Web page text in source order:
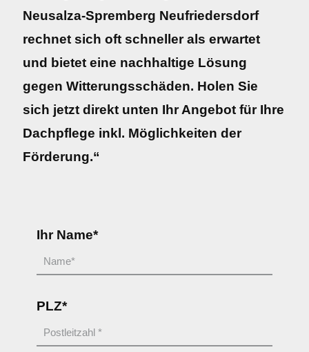
Neusalza-Spremberg Neufriedersdorf
rechnet sich oft schneller als erwartet
und bietet eine nachhaltige Lösung
gegen Witterungsschäden. Holen Sie
sich jetzt direkt unten Ihr Angebot für Ihre
Dachpflege inkl. Möglichkeiten der
Förderung.“
Ihr Name*
PLZ*